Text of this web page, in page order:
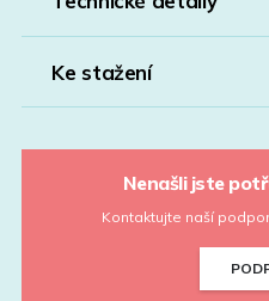
Ke stažení
Nenašli jste
Kontaktujte naší